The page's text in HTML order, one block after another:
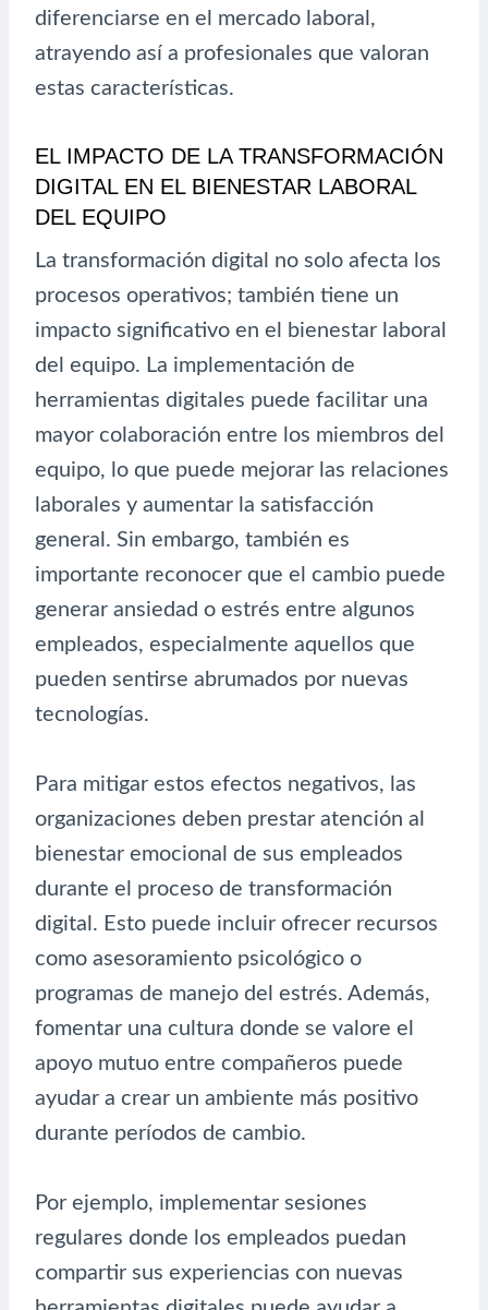
diferenciarse en el mercado laboral,
atrayendo así a profesionales que valoran
estas características.
EL IMPACTO DE LA TRANSFORMACIÓN
DIGITAL EN EL BIENESTAR LABORAL
DEL EQUIPO
La transformación digital no solo afecta los
procesos operativos; también tiene un
impacto significativo en el bienestar laboral
del equipo. La implementación de
herramientas digitales puede facilitar una
mayor colaboración entre los miembros del
equipo, lo que puede mejorar las relaciones
laborales y aumentar la satisfacción
general. Sin embargo, también es
importante reconocer que el cambio puede
generar ansiedad o estrés entre algunos
empleados, especialmente aquellos que
pueden sentirse abrumados por nuevas
tecnologías.
Para mitigar estos efectos negativos, las
organizaciones deben prestar atención al
bienestar emocional de sus empleados
durante el proceso de transformación
digital. Esto puede incluir ofrecer recursos
como asesoramiento psicológico o
programas de manejo del estrés. Además,
fomentar una cultura donde se valore el
apoyo mutuo entre compañeros puede
ayudar a crear un ambiente más positivo
durante períodos de cambio.
Por ejemplo, implementar sesiones
regulares donde los empleados puedan
compartir sus experiencias con nuevas